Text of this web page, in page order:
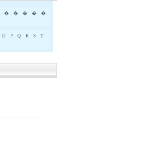
� � � �
�
O P Q R S
T